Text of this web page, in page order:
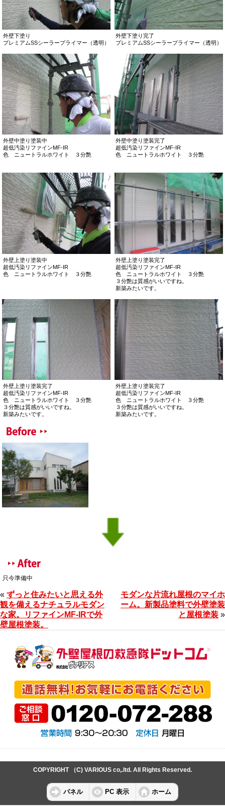
外壁下塗り
プレミアムSSシーラープライマー（透明）
外壁下塗り完了
プレミアムSSシーラープライマー（透明）
外壁中塗り塗装中
超低汚染リファインMF-IR
色 ニュートラルホワイト ３分艶
外壁中塗り塗装完了
超低汚染リファインMF-IR
色 ニュートラルホワイト ３分艶
外壁上塗り塗装中
超低汚染リファインMF-IR
色 ニュートラルホワイト ３分艶
外壁上塗り塗装完了
超低汚染リファインMF-IR
色 ニュートラルホワイト ３分艶
３分艶は質感がいいですね。
新築みたいです。
外壁上塗り塗装完了
超低汚染リファインMF-IR
色 ニュートラルホワイト ３分艶
３分艶は質感がいいですね。
新築みたいです。
外壁上塗り塗装完了
超低汚染リファインMF-IR
色 ニュートラルホワイト ３分艶
３分艶は質感がいいですね。
新築みたいです。
只今準備中
« ずっと住みたいと思える外
観を備えるナチュラルモダン
な家。リファインMF-IRで外
壁屋根塗装。
モダンな片流れ屋根のマイホ
ーム。新製品塗料で外壁塗装
と屋根塗装 »
COPYRIGHT （C) VARIOUS co,.ltd. All Rights Reserved.
パネル PC 表示 ホーム